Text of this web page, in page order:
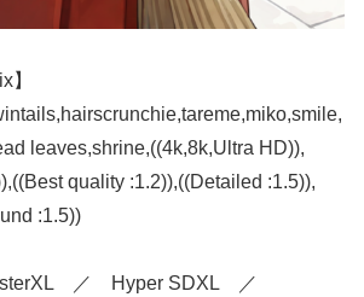
】
leaves,shrine,((4k,8k,Ultra HD)),
quality :1.2)),((Detailed :1.5)),
:1.5))
／ Hyper SDXL ／